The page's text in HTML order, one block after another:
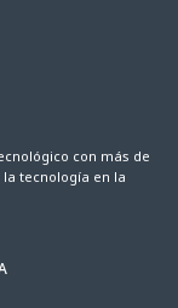
con más de
tecnología en la